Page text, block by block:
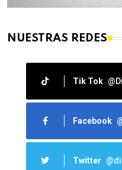
NUESTRAS REDES
Tik Tok
Facebook
Twitter